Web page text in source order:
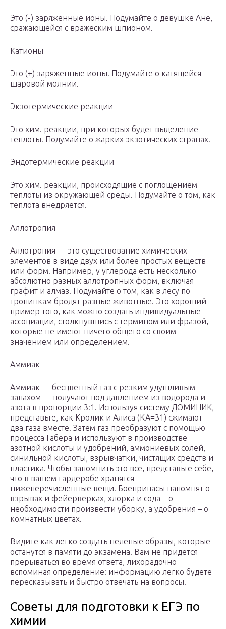
Это (-) заряженные ионы. Подумайте о девушке Ане,
сражающейся с вражеским шпионом.
Катионы
Это (+) заряженные ионы. Подумайте о катящейся
шаровой молнии.
Экзотермические реакции
Это хим. реакции, при которых будет выделение
теплоты. Подумайте о жарких экзотических странах.
Эндотермические реакции
Это хим. реакции, происходящие с поглощением
теплоты из окружающей среды. Подумайте о том, как
теплота внедряется.
Аллотропия
Аллотропия — это существование химических
элементов в виде двух или более простых веществ
или форм. Например, у углерода есть несколько
абсолютно разных аллотропных форм, включая
графит и алмаз. Подумайте о том, как в лесу по
тропинкам бродят разные животные. Это хороший
пример того, как можно создать индивидуальные
ассоциации, столкнувшись с термином или фразой,
которые не имеют ничего общего со своим
значением или определением.
Аммиак
Аммиак — бесцветный газ с резким удушливым
запахом — получают под давлением из водорода и
азота в пропорции 3:1. Используя систему ДОМИНИК,
представьте, как Кролик и Алиса (КА=31) сжимают
два газа вместе. Затем газ преобразуют с помощью
процесса Габера и используют в производстве
азотной кислоты и удобрений, аммониевых солей,
синильной кислоты, взрывчатки, чистящих средств и
пластика. Чтобы запомнить это все, представьте себе,
что в вашем гардеробе хранятся
нижеперечисленные вещи. Боеприпасы напомнят о
взрывах и фейерверках, хлорка и сода – о
необходимости произвести уборку, а удобрения – о
комнатных цветах.
Видите как легко создать нелепые образы, которые
останутся в памяти до экзамена. Вам не придется
прерываться во время ответа, лихорадочно
вспоминая определение: информацию легко будете
пересказывать и быстро отвечать на вопросы.
Советы для подготовки к ЕГЭ по
химии